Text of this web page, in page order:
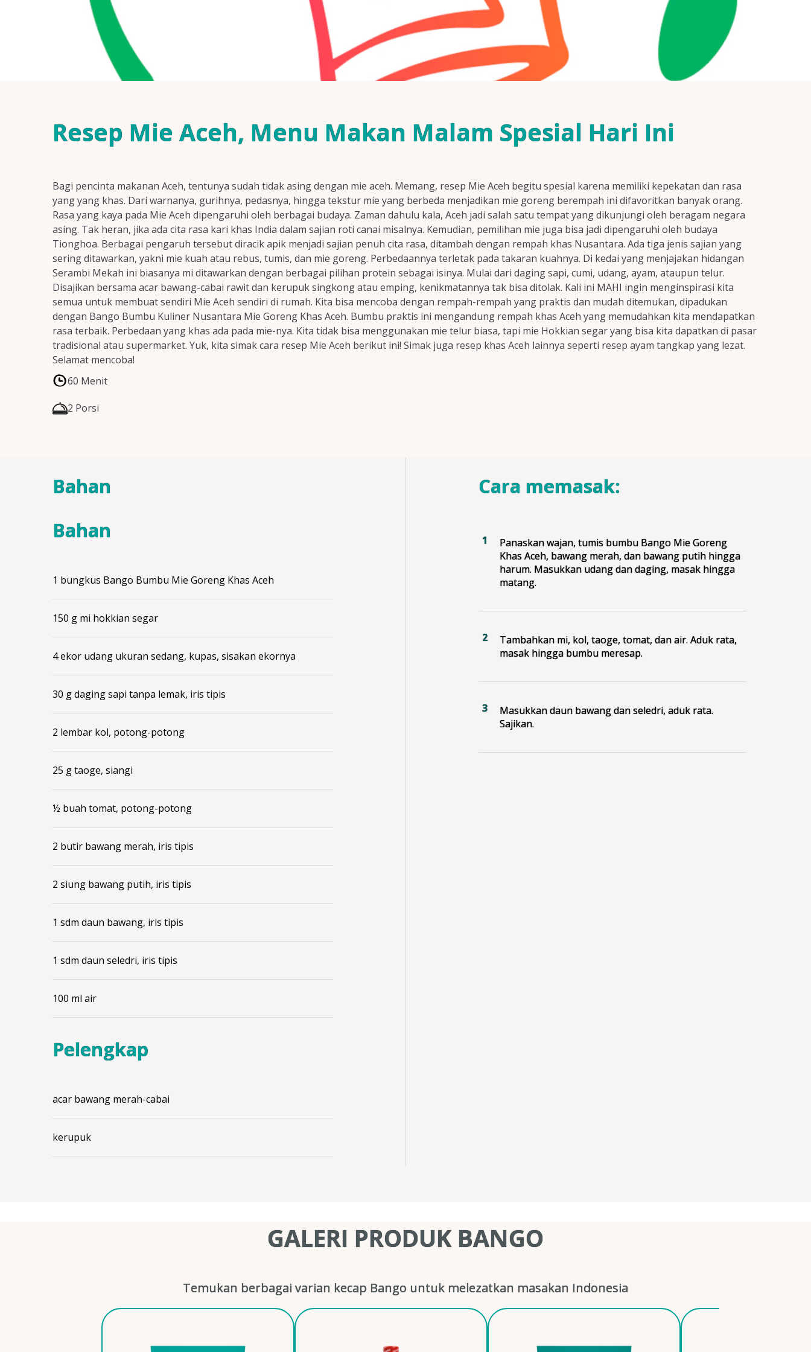
Resep Mie Aceh, Menu Makan Malam Spesial Hari Ini
Bagi pencinta makanan Aceh, tentunya sudah tidak asing dengan mie aceh. Memang, resep Mie Aceh begitu spesial karena memiliki kepekatan dan rasa
yang yang khas. Dari warnanya, gurihnya, pedasnya, hingga tekstur mie yang berbeda menjadikan mie goreng berempah ini difavoritkan banyak orang.
Rasa yang kaya pada Mie Aceh dipengaruhi oleh berbagai budaya. Zaman dahulu kala, Aceh jadi salah satu tempat yang dikunjungi oleh beragam negara
asing. Tak heran, jika ada cita rasa kari khas India dalam sajian roti canai misalnya. Kemudian, pemilihan mie juga bisa jadi dipengaruhi oleh budaya
Tionghoa. Berbagai pengaruh tersebut diracik apik menjadi sajian penuh cita rasa, ditambah dengan rempah khas Nusantara. Ada tiga jenis sajian yang
sering ditawarkan, yakni mie kuah atau rebus, tumis, dan mie goreng. Perbedaannya terletak pada takaran kuahnya. Di kedai yang menjajakan hidangan
Serambi Mekah ini biasanya mi ditawarkan dengan berbagai pilihan protein sebagai isinya. Mulai dari daging sapi, cumi, udang, ayam, ataupun telur.
Disajikan bersama acar bawang-cabai rawit dan kerupuk singkong atau emping, kenikmatannya tak bisa ditolak. Kali ini MAHI ingin menginspirasi kita
semua untuk membuat sendiri Mie Aceh sendiri di rumah. Kita bisa mencoba dengan rempah-rempah yang praktis dan mudah ditemukan, dipadukan
dengan Bango Bumbu Kuliner Nusantara Mie Goreng Khas Aceh. Bumbu praktis ini mengandung rempah khas Aceh yang memudahkan kita mendapatkan
rasa terbaik. Perbedaan yang khas ada pada mie-nya. Kita tidak bisa menggunakan mie telur biasa, tapi mie Hokkian segar yang bisa kita dapatkan di pasar
tradisional atau supermarket. Yuk, kita simak cara resep Mie Aceh berikut ini! Simak juga resep khas Aceh lainnya seperti resep ayam tangkap yang lezat.
Selamat mencoba!
60 Menit
2 Porsi
Bahan
Bahan
1 bungkus Bango Bumbu Mie Goreng Khas Aceh
150 g mi hokkian segar
4 ekor udang ukuran sedang, kupas, sisakan ekornya
30 g daging sapi tanpa lemak, iris tipis
2 lembar kol, potong-potong
25 g taoge, siangi
½ buah tomat, potong-potong
2 butir bawang merah, iris tipis
2 siung bawang putih, iris tipis
1 sdm daun bawang, iris tipis
1 sdm daun seledri, iris tipis
100 ml air
Pelengkap
acar bawang merah-cabai
kerupuk
Cara memasak:
Panaskan wajan, tumis bumbu Bango Mie Goreng
Khas Aceh, bawang merah, dan bawang putih hingga
harum. Masukkan udang dan daging, masak hingga
matang.
Tambahkan mi, kol, taoge, tomat, dan air. Aduk rata,
masak hingga bumbu meresap.
Masukkan daun bawang dan seledri, aduk rata.
Sajikan.
GALERI PRODUK BANGO
Temukan berbagai varian kecap Bango untuk melezatkan masakan Indonesia